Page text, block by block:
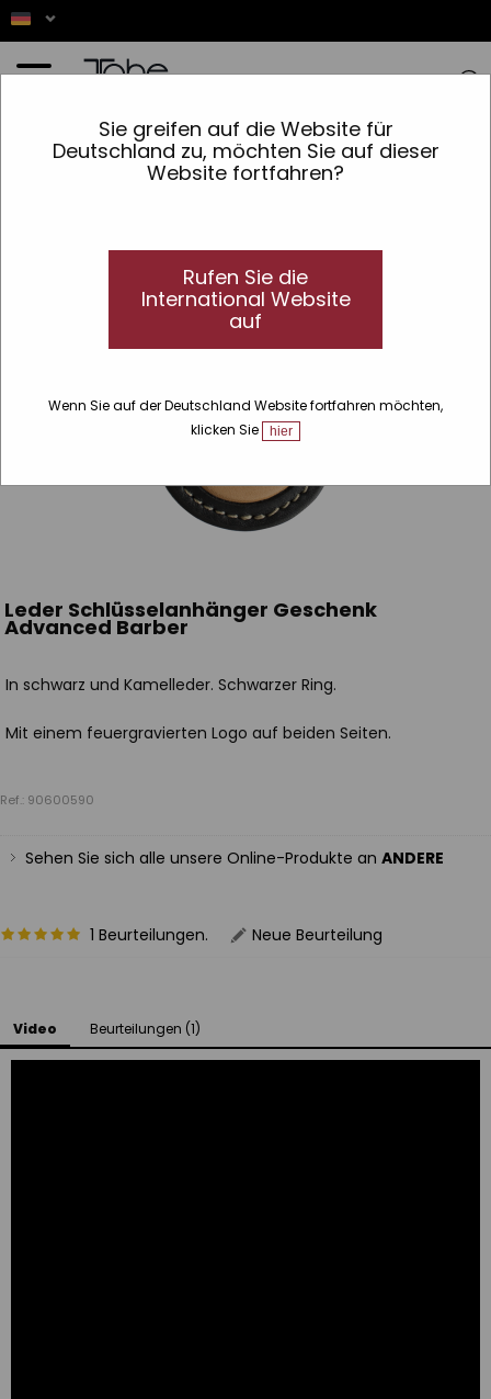
Sie greifen auf die Website für
Deutschland zu, möchten Sie auf dieser
Website fortfahren?
Rufen Sie die
International Website
auf
Wenn Sie auf der Deutschland Website fortfahren möchten,
klicken Sie
hier
Zubehör »Produktlinien » Andere »Leder Schlüsselanhänger Geschenk
Advanced Barber
Leder Schlüsselanhänger Geschenk
Advanced Barber
In schwarz und Kamelleder. Schwarzer Ring.
Mit einem feuergravierten Logo auf beiden Seiten.
Ref.: 90600590
Sehen Sie sich alle unsere Online-Produkte an ANDERE
1 Beurteilungen. Neue Beurteilung
Video Beurteilungen (1)